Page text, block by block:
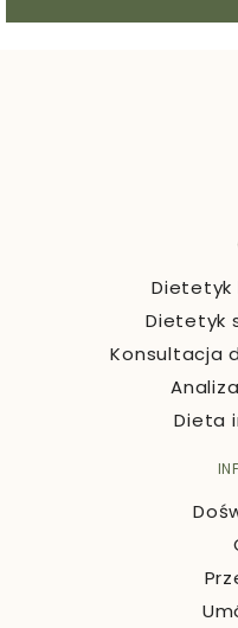
Dietetyk
Dietetyk
Konsultacja
Dieta